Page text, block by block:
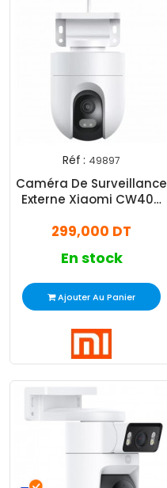
Réf : 49897
Caméra De Surveillance
Externe Xiaomi CW400
299,000 DT
En stock
Ajouter Au Panier